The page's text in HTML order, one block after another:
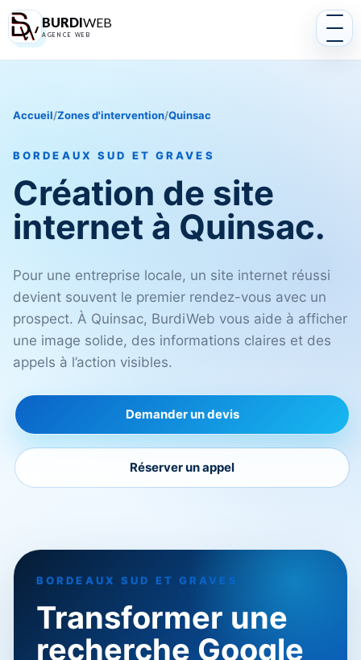
BURDIWEB
AGENCE WEB
Accueil/Zones d'intervention/Quinsac
BORDEAUX SUD ET GRAVES
Création de site
internet à Quinsac.
Pour une entreprise locale, un site internet réussi
devient souvent le premier rendez-vous avec un
prospect. À Quinsac, BurdiWeb vous aide à afficher
une image solide, des informations claires et des
appels à l’action visibles.
Demander un devis
Réserver un appel
BORDEAUX SUD ET GRAVES
Transformer une
recherche Google